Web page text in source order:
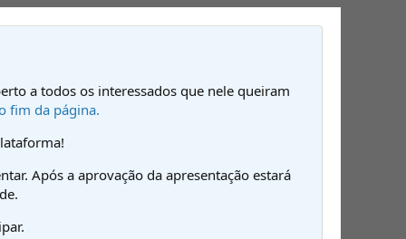
a todos os interessados que nele queiram
fim da página.
Após a aprovação da apresentação estará